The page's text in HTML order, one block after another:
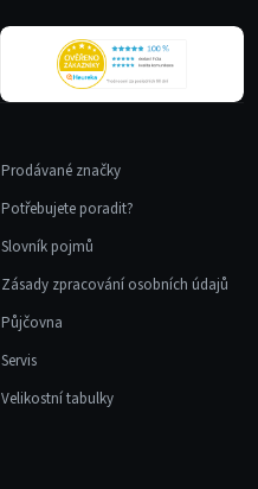
Prodávané značky
Potřebujete poradit?
Slovník pojmů
Zásady zpracování osobních údajů
Půjčovna
Servis
Velikostní tabulky